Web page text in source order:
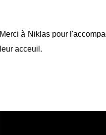
Merci à Niklas pour
leur acceuil.